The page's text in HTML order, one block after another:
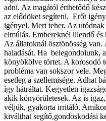
adni. Az magától érthetődő
az elődöket segíteni. Erőt
igényel. Mert teher. Az
elmúlás. Embereknél illendő
Az állatoknál ösztönösség van.
haladását. Ha belegondolunk,
könyökölve törtet. A korosodó
probléma van sokszor vele.
esetleg a szellemisége. Adhat
így hátráltat. Kegyetlen
akik könyörületesek. Az is
véljük, gyakorta irritáló.
kiválthat segítő,gondoskodási